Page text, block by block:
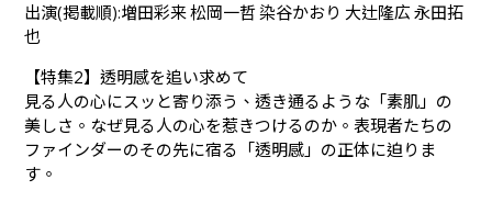
出演(掲載順):増田彩来 松岡一哲 染谷かおり 大辻隆広 永田拓
也
【特集2】透明感を追い求めて
見る人の心にスッと寄り添う、透き通るような「素肌」の
美しさ。なぜ見る人の心を惹きつけるのか。表現者たちの
ファインダーのその先に宿る「透明感」の正体に迫りま
す。